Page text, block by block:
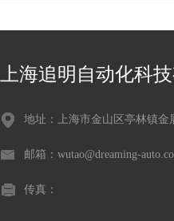
上海追明自动化科
地址：上海市金山区亭林镇金
邮箱：wutao@dreaming-
传真：